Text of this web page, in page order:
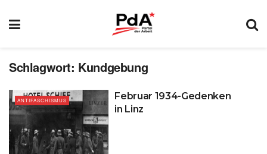
Schlagwort: Kundgebung
ANTIFASCHISMUS
Februar 1934-Gedenken
in Linz